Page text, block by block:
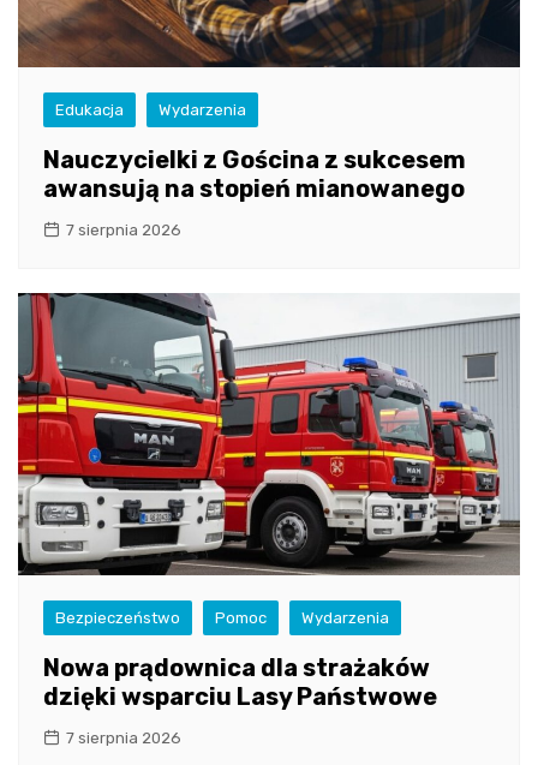
Edukacja Wydarzenia
Nauczycielki z Gościna z sukcesem
awansują na stopień mianowanego
7 sierpnia 2026
Bezpieczeństwo Pomoc Wydarzenia
Nowa prądownica dla strażaków
dzięki wsparciu Lasy Państwowe
7 sierpnia 2026